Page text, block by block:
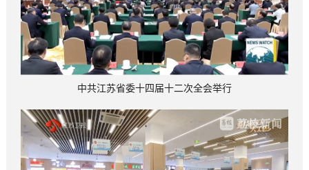
中共江苏省委十四届十二次全会举行